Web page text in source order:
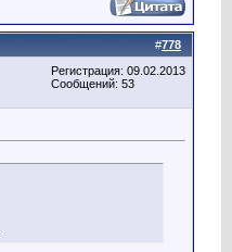
#778
Регистрация: 09.02.2013
Сообщений: 53